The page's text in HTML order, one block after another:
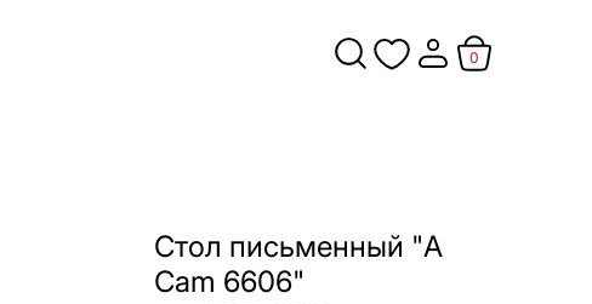
0
Стол письменный "A
Cam 6606"